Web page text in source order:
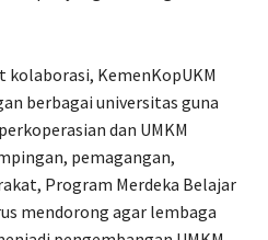
KemenKopUKM
berbagai universitas guna
dan UMKM
pemagangan,
Program Merdeka Belajar
mendorong agar lembaga